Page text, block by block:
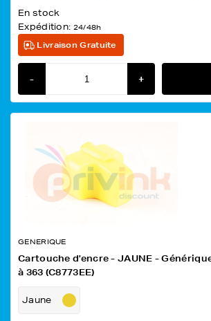
En stock
Expédition: 24/48h
Livraison Gratuite
- +
GENERIQUE
Cartouche d'encre - JAUNE -
à 363 (C8773EE)
Jaune